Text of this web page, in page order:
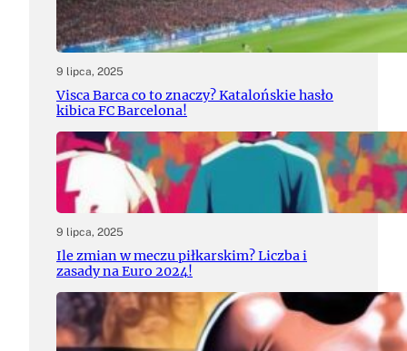
9 lipca, 2025
Visca Barca co to znaczy? Katalońskie hasło
kibica FC Barcelona!
9 lipca, 2025
Ile zmian w meczu piłkarskim? Liczba i
zasady na Euro 2024!